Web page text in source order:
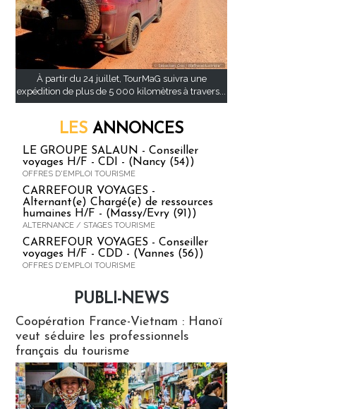
À partir du 24 juillet, TourMaG suivra une
expédition de plus de 5 000 kilomètres à travers...
LES ANNONCES
LE GROUPE SALAUN - Conseiller
voyages H/F - CDI - (Nancy (54))
OFFRES D'EMPLOI TOURISME
CARREFOUR VOYAGES -
Alternant(e) Chargé(e) de ressources
humaines H/F - (Massy/Evry (91))
ALTERNANCE / STAGES TOURISME
CARREFOUR VOYAGES - Conseiller
voyages H/F - CDD - (Vannes (56))
OFFRES D'EMPLOI TOURISME
PUBLI-NEWS
Coopération France-Vietnam : Hanoï
veut séduire les professionnels
français du tourisme